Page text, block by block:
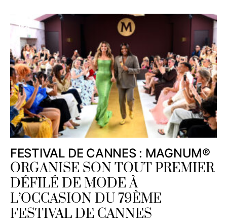
FESTIVAL DE CANNES : MAGNUM®
ORGANISE SON TOUT PREMIER
DÉFILÉ DE MODE À
L’OCCASION DU 79ÈME
FESTIVAL DE CANNES